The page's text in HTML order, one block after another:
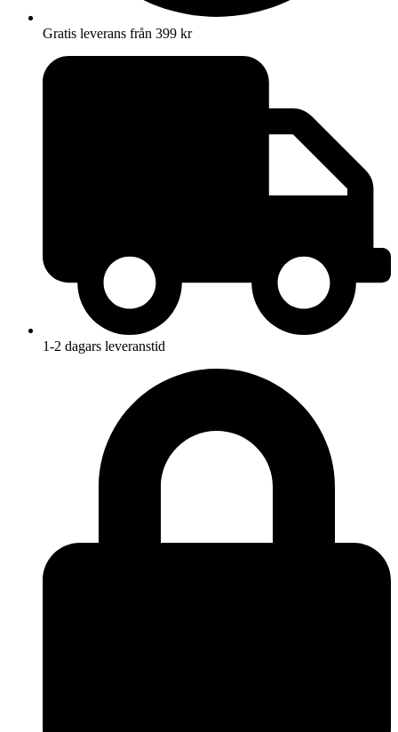
Gratis leverans från 399 kr
1-2 dagars leveranstid